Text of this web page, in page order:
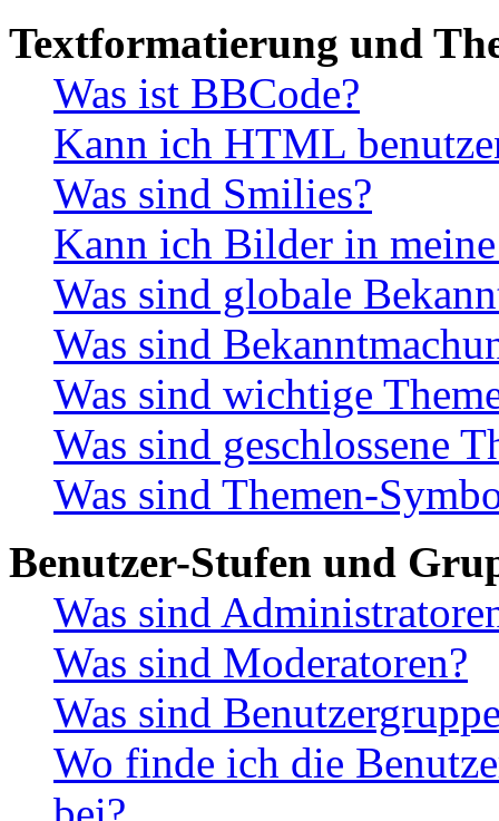
Textformatierung und
Was ist BBCode?
Kann ich HTML
Was sind Smilies?
Kann ich Bilder in
Was sind globale
Was sind
Was sind wichtige
Was sind geschlossene
Was sind Themen-
Benutzer-Stufen und
Was sind
Was sind Moderatoren?
Was sind
Wo finde ich die